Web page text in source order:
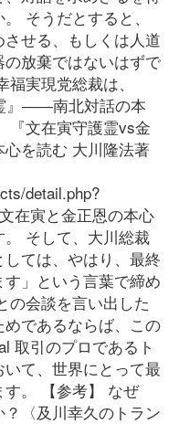
そうだとすると、
せる、もしくは人道
放棄ではないはずで
実現党総裁は、
』――南北対話の本
文在寅守護霊vs金
を読む 大川隆法著
detail.php?
在寅と金正恩の本心
そして、大川総裁
ては、やはり、最終
」という言葉で締め
の会談を言い出した
であるならば、この
取引のプロであるト
て、世界にとって最
。 【参考】 なぜ
〈及川幸久のトラン